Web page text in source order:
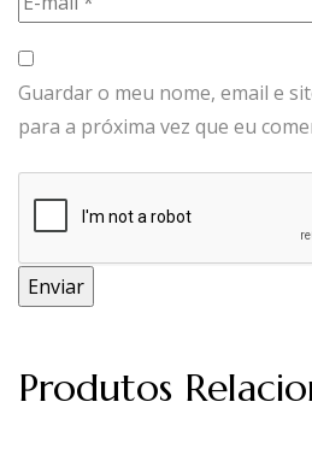
Guardar o meu nome, email e
para a próxima vez que eu
Produtos